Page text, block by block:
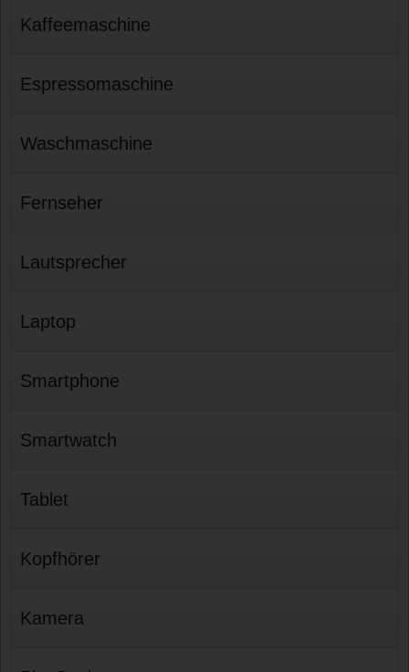
Kaffeemaschine
Espressomaschine
Waschmaschine
Fernseher
Lautsprecher
Laptop
Smartphone
Smartwatch
Tablet
Kopfhörer
Kamera